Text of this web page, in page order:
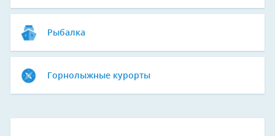
Рыбалка
Горнолыжные курорты